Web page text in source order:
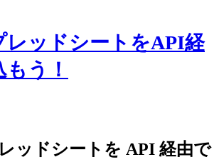
レッドシートをAPI経
う！
ッドシートを API 経由で